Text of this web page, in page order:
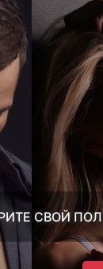
СВОЙ ПОЛ